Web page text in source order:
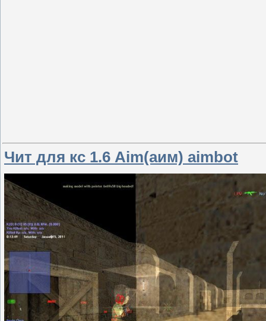
Чит для кс 1.6 Aim(аим) aimbot